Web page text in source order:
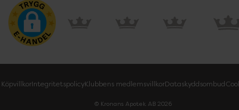
KöpvillkorIntegritetspolicyKlubbens medlemsvillkorDataskyddsombud
© Kronans Apotek AB 2026